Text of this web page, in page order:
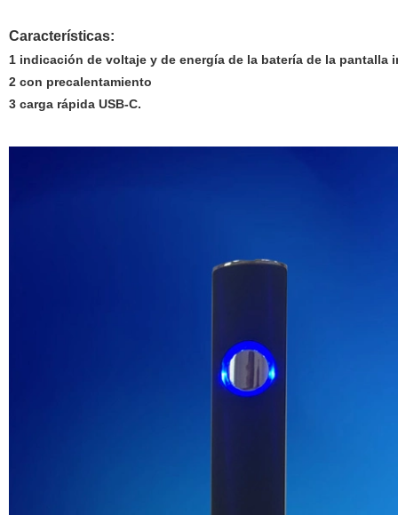
Características:
1 indicación de voltaje y de energía de la batería de la pantalla
2 con precalentamiento
3 carga rápida USB-C.